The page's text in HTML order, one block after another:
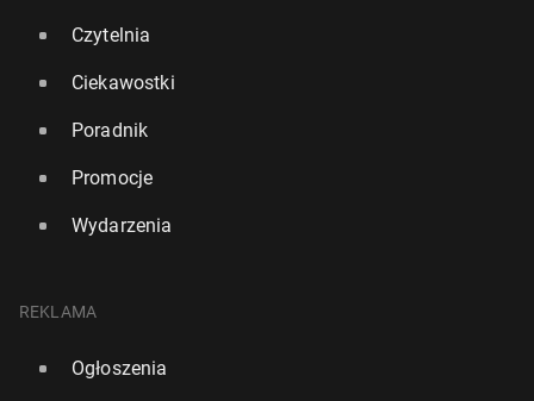
Czytelnia
Ciekawostki
Poradnik
Promocje
Wydarzenia
REKLAMA
Ogłoszenia